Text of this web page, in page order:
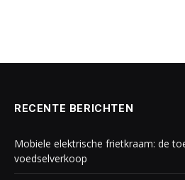
RECENTE BERICHTEN
Mobiele elektrische frietkraam: de
voedselverkoop